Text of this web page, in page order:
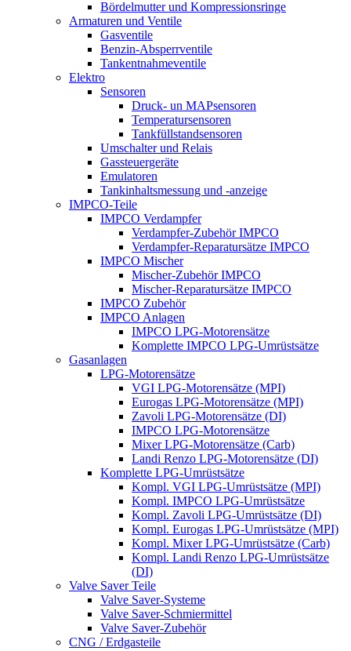
Bördelmutter und Kompressionsringe
Armaturen und Ventile
Gasventile
Benzin-Absperrventile
Tankentnahmeventile
Elektro
Sensoren
Druck- un MAPsensoren
Temperatursensoren
Tankfüllstandsensoren
Umschalter und Relais
Gassteuergeräte
Emulatoren
Tankinhaltsmessung und -anzeige
IMPCO-Teile
IMPCO Verdampfer
Verdampfer-Zubehör IMPCO
Verdampfer-Reparatursätze IMPCO
IMPCO Mischer
Mischer-Zubehör IMPCO
Mischer-Reparatursätze IMPCO
IMPCO Zubehör
IMPCO Anlagen
IMPCO LPG-Motorensätze
Komplette IMPCO LPG-Umrüstsätze
Gasanlagen
LPG-Motorensätze
VGI LPG-Motorensätze (MPI)
Eurogas LPG-Motorensätze (MPI)
Zavoli LPG-Motorensätze (DI)
IMPCO LPG-Motorensätze
Mixer LPG-Motorensätze (Carb)
Landi Renzo LPG-Motorensätze (DI)
Komplette LPG-Umrüstsätze
Kompl. VGI LPG-Umrüstsätze (MPI)
Kompl. IMPCO LPG-Umrüstsätze
Kompl. Zavoli LPG-Umrüstsätze (DI)
Kompl. Eurogas LPG-Umrüstsätze (MPI)
Kompl. Mixer LPG-Umrüstsätze (Carb)
Kompl. Landi Renzo LPG-Umrüstsätze
(DI)
Valve Saver Teile
Valve Saver-Systeme
Valve Saver-Schmiermittel
Valve Saver-Zubehör
CNG / Erdgasteile